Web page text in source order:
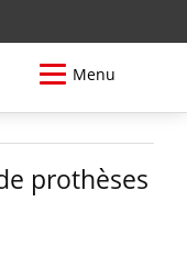
Menu
prothèses